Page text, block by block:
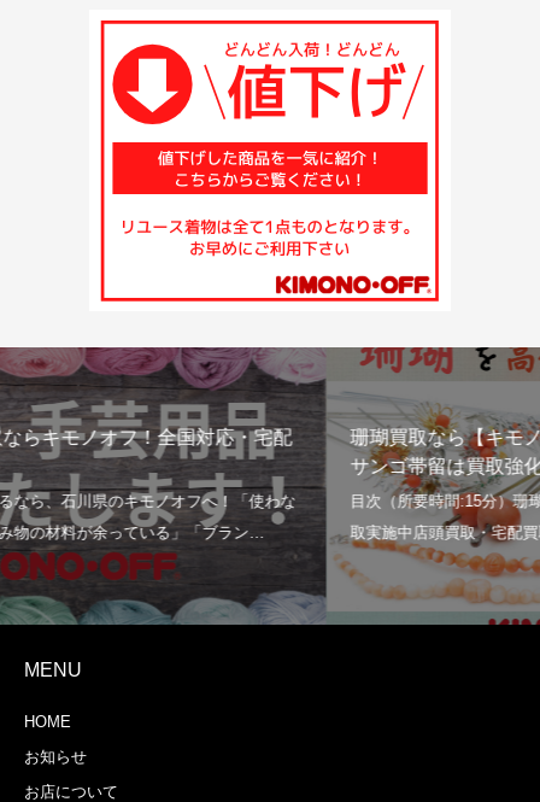
珊瑚買取なら【キモノオフ】へ｜赤珊瑚やピンク珊瑚の
サンゴ帯留は買取強化中！
MENU
HOME
お知らせ
お店について